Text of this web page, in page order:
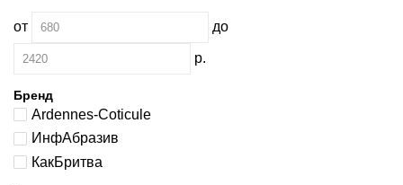
от до
р.
Бренд
Ardennes-Coticule
ИнфАбразив
КакБритва